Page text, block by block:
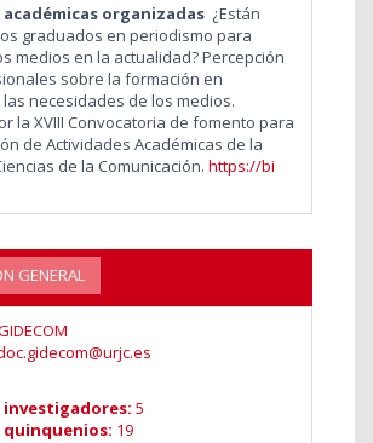
organizadas ¿Están
graduados en periodismo para
medios en la actualidad? Percepción
sobre la formación en
necesidades de los medios.
la XVIII Convocatoria de fomento para
de Actividades Académicas de la
de la Comunicación. https://bi
GENERAL
investigadores: 5
quinquenios: 19